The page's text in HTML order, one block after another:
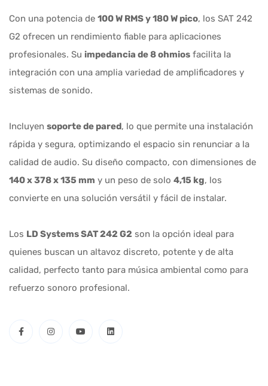
Con una potencia de 100 W RMS y 180 W pico, los SAT 242
G2 ofrecen un rendimiento fiable para aplicaciones
profesionales. Su impedancia de 8 ohmios facilita la
integración con una amplia variedad de amplificadores y
sistemas de sonido.
Incluyen soporte de pared, lo que permite una instalación
rápida y segura, optimizando el espacio sin renunciar a la
calidad de audio. Su diseño compacto, con dimensiones de
140 x 378 x 135 mm y un peso de solo 4,15 kg, los
convierte en una solución versátil y fácil de instalar.
Los LD Systems SAT 242 G2 son la opción ideal para
quienes buscan un altavoz discreto, potente y de alta
calidad, perfecto tanto para música ambiental como para
refuerzo sonoro profesional.